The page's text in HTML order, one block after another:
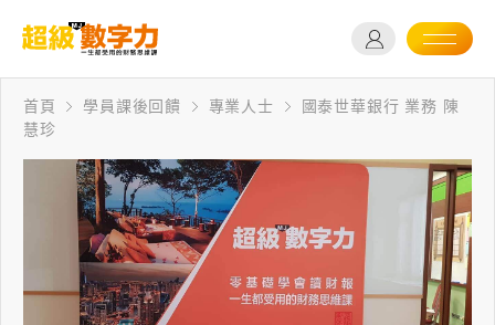
首頁 學員課後回饋 專業人士
國泰世華銀行 業務 陳
慧珍